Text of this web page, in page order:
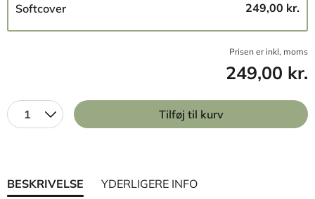
Softcover 249,00 kr.
Prisen er inkl, moms
249,00 kr.
1 Tilføj til kurv
BESKRIVELSE YDERLIGERE INFO